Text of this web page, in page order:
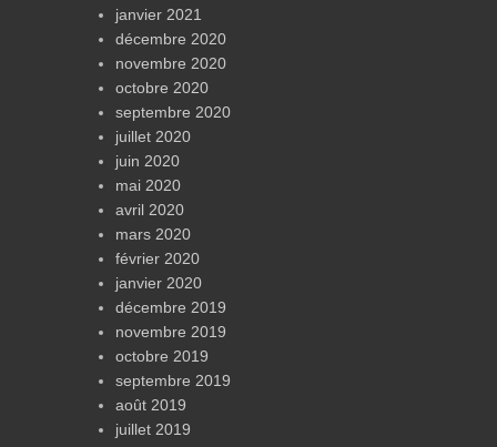
janvier 2021
décembre 2020
novembre 2020
octobre 2020
septembre 2020
juillet 2020
juin 2020
mai 2020
avril 2020
mars 2020
février 2020
janvier 2020
décembre 2019
novembre 2019
octobre 2019
septembre 2019
août 2019
juillet 2019